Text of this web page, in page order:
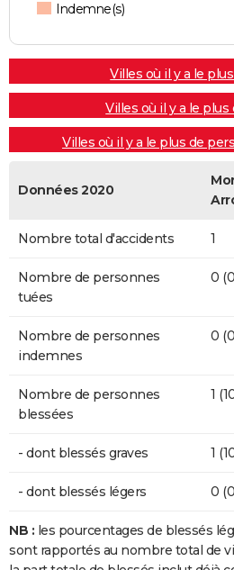
Indemne(s)
Villes où il y a le
Villes où il y a le plus
Villes où il y a le plus de
Données 2020
Nombre total d'accidents 1
Nombre de personnes
tuées
0
Nombre de personnes
indemnes
0
Nombre de personnes
blessées
1
- dont blessés graves 1
- dont blessés légers 0
NB : les pourcentages de blessés
sont rapportés au nombre total de